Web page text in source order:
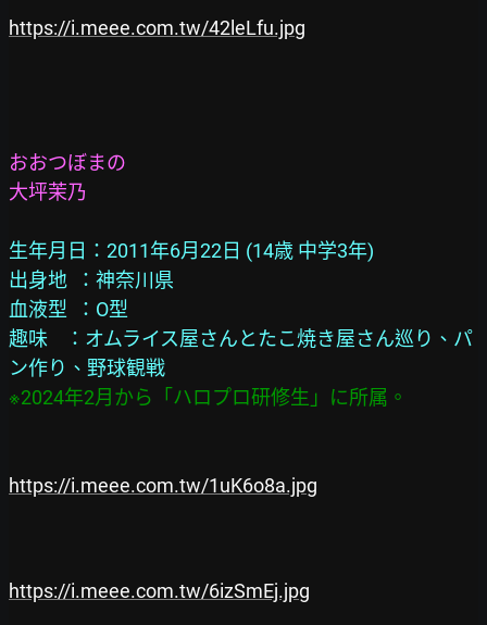
https://i.meee.com.tw/42leLfu.jpg
おおつぼまの
大坪茉乃
生年月日：2011年6月22日 (14歳 中学3年)
出身地  ：神奈川県
血液型  ：O型
趣味    ：オムライス屋さんとたこ焼き屋さん巡り、パ
ン作り、野球観戦
※2024年2月から「ハロプロ研修生」に所属。
https://i.meee.com.tw/1uK6o8a.jpg
https://i.meee.com.tw/6izSmEj.jpg